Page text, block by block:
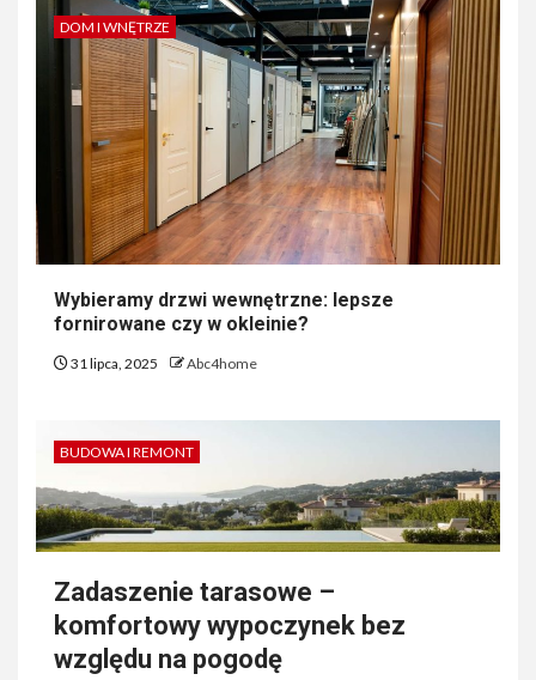
DOM I WNĘTRZE
Wybieramy drzwi wewnętrzne: lepsze
fornirowane czy w okleinie?
31 lipca, 2025 Abc4home
BUDOWA I REMONT
Zadaszenie tarasowe –
komfortowy wypoczynek bez
względu na pogodę